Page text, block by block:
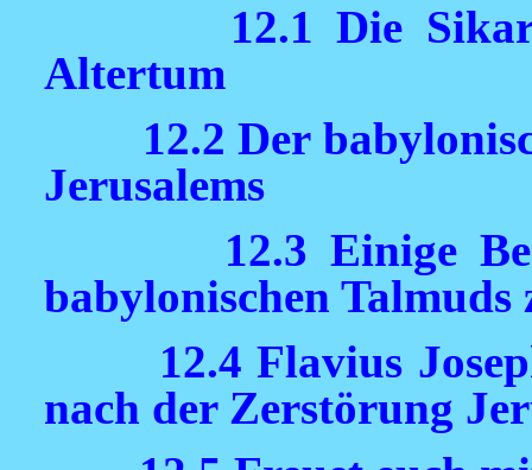
12.1 Die
Altertum
12.2 Der
Jerusalems
12.3 Einige
babylonischen
12.4 Flavius
nach der Zerstörung